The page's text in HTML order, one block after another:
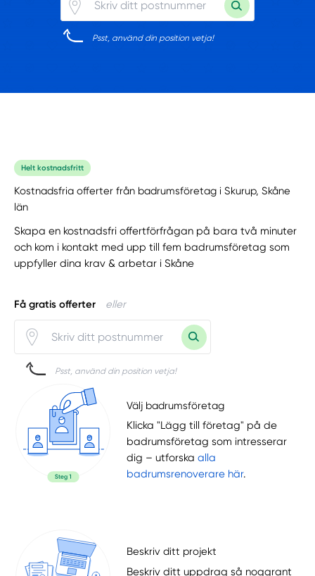
Psst, använd din position vetja!
Helt kostnadsfritt
Kostnadsfria offerter från badrumsföretag i Skurup, Skåne
län
Skapa en kostnadsfri offertförfrågan på bara två minuter
och kom i kontakt med upp till fem badrumsföretag som
uppfyller dina krav & arbetar i Skåne
Få gratis offerter eller
Psst, använd din position vetja!
Välj badrumsföretag
Klicka "Lägg till företag" på de
badrumsföretag som intresserar
dig – utforskaalla
badrumsrenoverare här.
Beskriv ditt projekt
Beskriv ditt uppdrag så noggrant